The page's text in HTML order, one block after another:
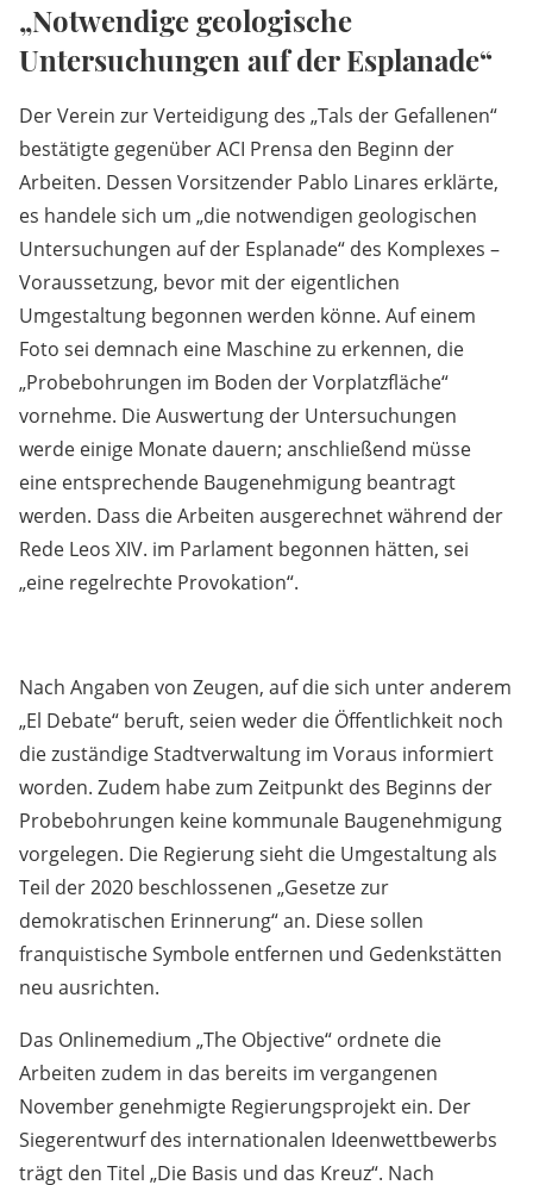
„Notwendige geologische
Untersuchungen auf der Esplanade“
Der Verein zur Verteidigung des „Tals der Gefallenen“
bestätigte gegenüber ACI Prensa den Beginn der
Arbeiten. Dessen Vorsitzender Pablo Linares erklärte,
es handele sich um „die notwendigen geologischen
Untersuchungen auf der Esplanade“ des Komplexes –
Voraussetzung, bevor mit der eigentlichen
Umgestaltung begonnen werden könne. Auf einem
Foto sei demnach eine Maschine zu erkennen, die
„Probebohrungen im Boden der Vorplatzfläche“
vornehme. Die Auswertung der Untersuchungen
werde einige Monate dauern; anschließend müsse
eine entsprechende Baugenehmigung beantragt
werden. Dass die Arbeiten ausgerechnet während der
Rede Leos XIV. im Parlament begonnen hätten, sei
„eine regelrechte Provokation“.
Nach Angaben von Zeugen, auf die sich unter anderem
„El Debate“ beruft, seien weder die Öffentlichkeit noch
die zuständige Stadtverwaltung im Voraus informiert
worden. Zudem habe zum Zeitpunkt des Beginns der
Probebohrungen keine kommunale Baugenehmigung
vorgelegen. Die Regierung sieht die Umgestaltung als
Teil der 2020 beschlossenen „Gesetze zur
demokratischen Erinnerung“ an. Diese sollen
franquistische Symbole entfernen und Gedenkstätten
neu ausrichten.
Das Onlinemedium „The Objective“ ordnete die
Arbeiten zudem in das bereits im vergangenen
November genehmigte Regierungsprojekt ein. Der
Siegerentwurf des internationalen Ideenwettbewerbs
trägt den Titel „Die Basis und das Kreuz“. Nach